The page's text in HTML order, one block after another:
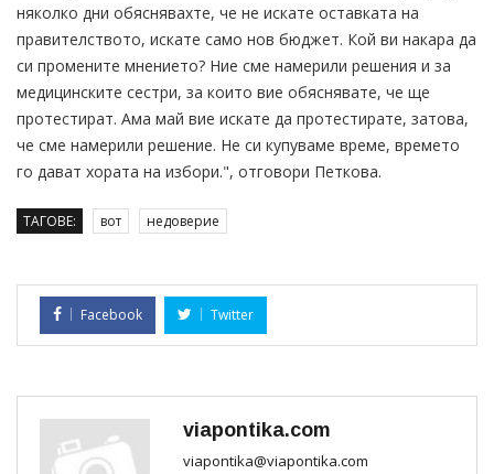
няколко дни обяснявахте, че не искате оставката на
правителството, искате само нов бюджет. Кой ви накара да
си промените мнението? Ние сме намерили решения и за
медицинските сестри, за които вие обяснявате, че ще
протестират. Ама май вие искате да протестирате, затова,
че сме намерили решение. Не си купуваме време, времето
го дават хората на избори.", отговори Петкова.
ТАГОВЕ: вот недоверие
Facebook Twitter
viapontika.com
viapontika@viapontika.com